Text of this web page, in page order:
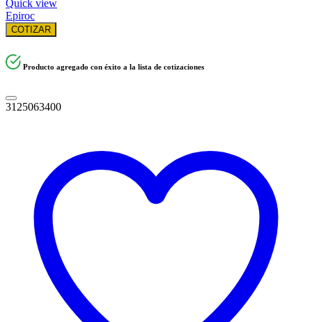
Quick view
Epiroc
COTIZAR
Producto agregado con éxito a la lista de cotizaciones
3125063400